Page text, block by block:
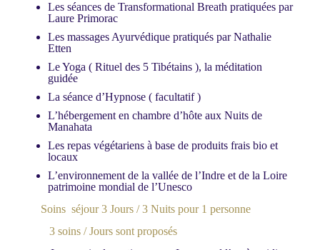
Les séances de Transformational Breath pratiquées par
Laure Primorac
Les massages Ayurvédique pratiqués par Nathalie
Etten
Le Yoga ( Rituel des 5 Tibétains ), la méditation
guidée
La séance d’Hypnose ( facultatif )
L’hébergement en chambre d’hôte aux Nuits de
Manahata
Les repas végétariens à base de produits frais bio et
locaux
L’environnement de la vallée de l’Indre et de la Loire
patrimoine mondial de l’Unesco
Soins séjour 3 Jours / 3 Nuits pour 1 personne
3 soins / Jours sont proposés